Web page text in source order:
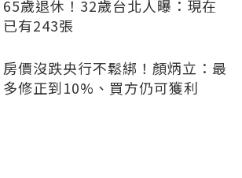
65歲退休！32歲台北人曝：現在
已有243張
房價沒跌央行不鬆綁！顏炳立：最
多修正到10%、買方仍可獲利